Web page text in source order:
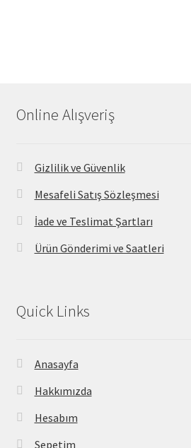
Online Alışveriş
Gizlilik ve Güvenlik
Mesafeli Satış Sözleşmesi
İade ve Teslimat Şartları
Ürün Gönderimi ve Saatleri
Quick Links
Anasayfa
Hakkımızda
Hesabım
Sepetim